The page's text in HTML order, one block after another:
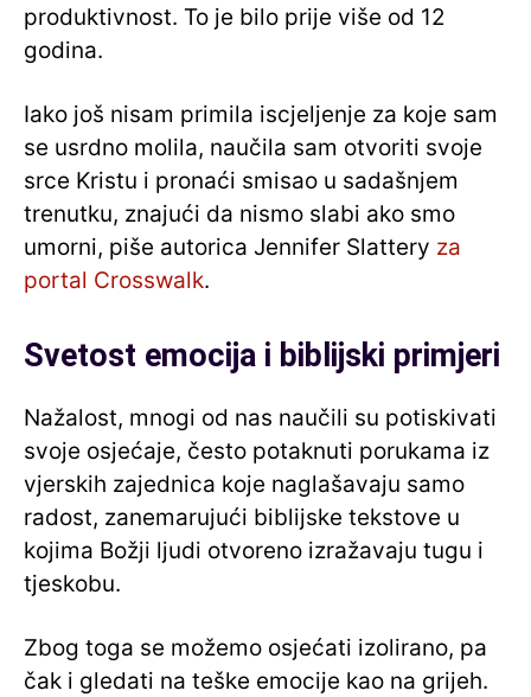
produktivnost. To je bilo prije više od 12
godina.
Iako još nisam primila iscjeljenje za koje sam
se usrdno molila, naučila sam otvoriti svoje
srce Kristu i pronaći smisao u sadašnjem
trenutku, znajući da nismo slabi ako smo
umorni, piše autorica Jennifer Slattery za
portal Crosswalk.
Svetost emocija i biblijski primjeri
Nažalost, mnogi od nas naučili su potiskivati
svoje osjećaje, često potaknuti porukama iz
vjerskih zajednica koje naglašavaju samo
radost, zanemarujući biblijske tekstove u
kojima Božji ljudi otvoreno izražavaju tugu i
tjeskobu.
Zbog toga se možemo osjećati izolirano, pa
čak i gledati na teške emocije kao na grijeh.